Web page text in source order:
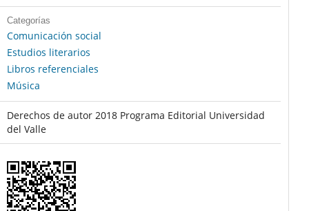
Categorías
Comunicación social
Estudios literarios
Libros referenciales
Música
Derechos de autor 2018 Programa Editorial Universidad
del Valle